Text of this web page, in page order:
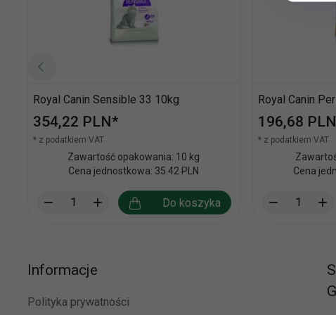
Royal Canin Sensible 33 10kg
354,22 PLN*
* z podatkiem VAT
Zawartość opakowania: 10 kg
Cena jednostkowa: 35.42 PLN
Do koszyka
Royal Canin
196,68
* z podatkiem VAT
Cena
Informacje
Polityka prywatności